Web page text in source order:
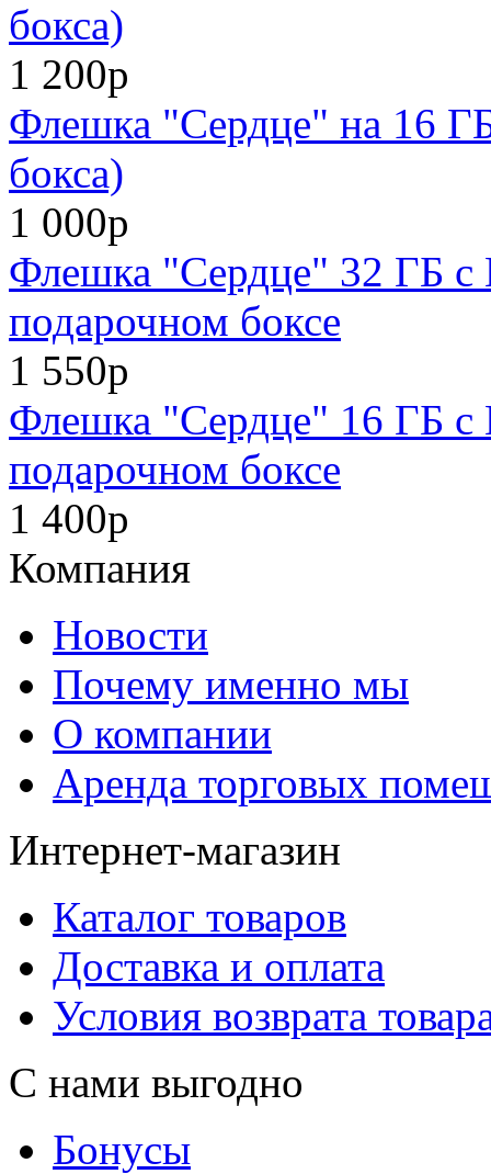
бокса)
1 200р
Флешка "Сердце" на 16
бокса)
1 000р
Флешка "Сердце" 32 ГБ с
подарочном боксе
1 550р
Флешка "Сердце" 16 ГБ с
подарочном боксе
1 400р
Компания
Новости
Почему именно мы
О компании
Аренда торговых
Интернет-магазин
Каталог товаров
Доставка и оплата
Условия возврата
С нами выгодно
Бонусы